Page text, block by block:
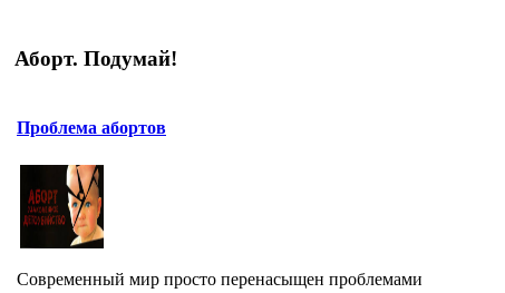
Аборт. Подумай!
Проблема абортов
Современный мир просто перенасыщен проблемами